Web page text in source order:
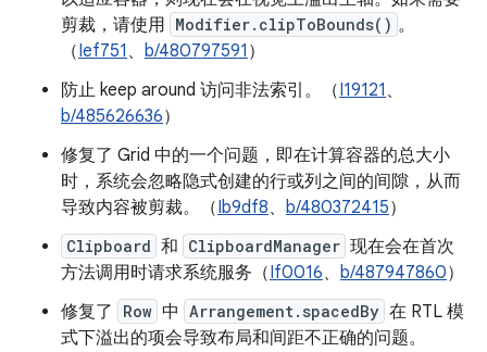
剪裁，请使用 Modifier.clipToBounds() 。
（Ief751 、 b/480797591 ）
防止 keep around 访问非法索引。（I19121 、
b/485626636）
修复了 Grid 中的一个问题，即在计算容器的总大小
时，系统会忽略隐式创建的行或列之间的间隙，从而
导致内容被剪裁。（Ib9df8、 b/480372415）
Clipboard 和 ClipboardManager 现在会在首次
方法调用时请求系统服务（If0016、 b/487947860）
修复了
Row 中 Arrangement.spacedBy 在 RTL 模
式下溢出的项会导致布局和间距不正确的问题。